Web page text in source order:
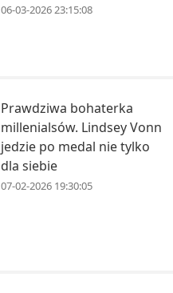
06-03-2026 23:15:08
Prawdziwa bohaterka
millenialsów. Lindsey Vonn
jedzie po medal nie tylko
dla siebie
07-02-2026 19:30:05